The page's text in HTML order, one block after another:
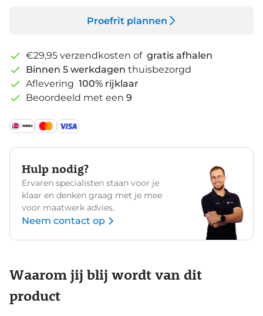
Proefrit plannen
€29,95 verzendkosten of gratis afhalen
Binnen 5 werkdagen thuisbezorgd
Aflevering 100% rijklaar
Beoordeeld met een 9
Hulp nodig?
Ervaren specialisten staan voor je
klaar en denken graag met je mee
voor maatwerk advies.
Neem contact op
Waarom jij blij wordt van dit
product